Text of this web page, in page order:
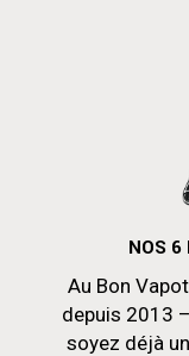
NOS 6
Au Bon
depuis 2013
soyez déjà